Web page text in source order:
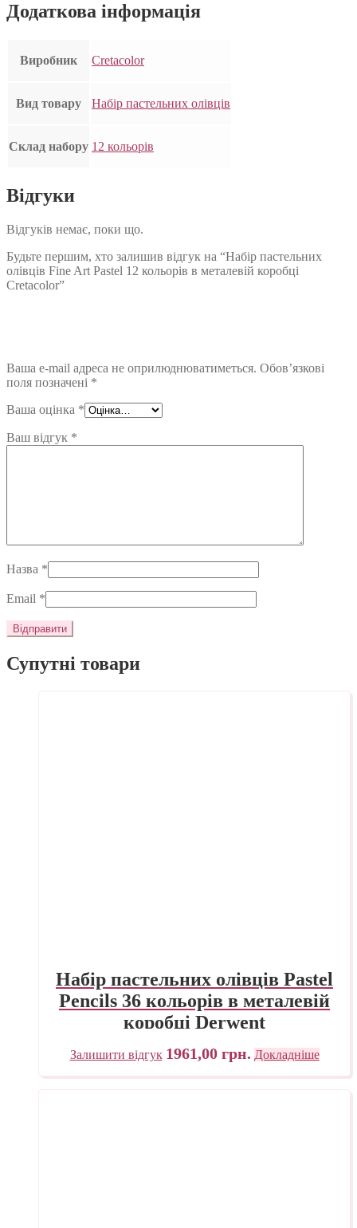
Додаткова інформація
Виробник Cretacolor
Вид товару Набір пастельних олівців
Склад набору 12 кольорів
Відгуки
Відгуків немає, поки що.
Будьте першим, хто залишив відгук на “Набір пастельних
олівців Fine Art Pastel 12 кольорів в металевій коробці
Cretacolor”
Ваша e-mail адреса не оприлюднюватиметься. Обов’язкові
поля позначені *
Ваша оцінка *
Ваш відгук *
Назва *
Email *
Супутні товари
Набір пастельних олівців Pastel
Pencils 36 кольорів в металевій
коробці Derwent
Залишити відгук 1961,00 грн. Докладніше